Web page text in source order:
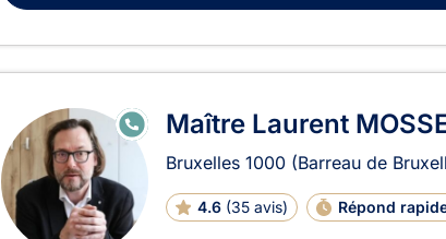
Maître Laurent
Bruxelles 1000 (Barreau de
4.6 (35 avis) Répond
E
N
E